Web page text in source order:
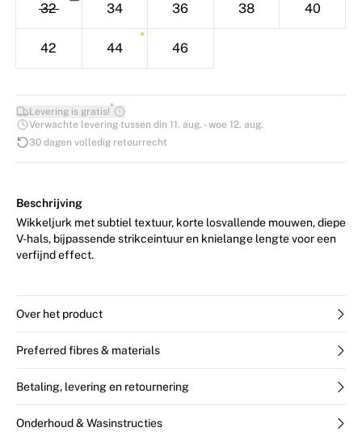
32 34 36 38 40
42 44 46
Levering is gratis!*
Verwachte levering tussen din 11. aug. - woe 12. aug.
30 dagen volledig retourrecht
Beschrijving
Wikkeljurk met subtiel textuur, korte losvallende mouwen, diepe
V-hals, bijpassende strikceintuur en knielange lengte voor een
verfijnd effect.
Over het product
Preferred fibres & materials
Betaling, levering en retournering
Onderhoud & Wasinstructies